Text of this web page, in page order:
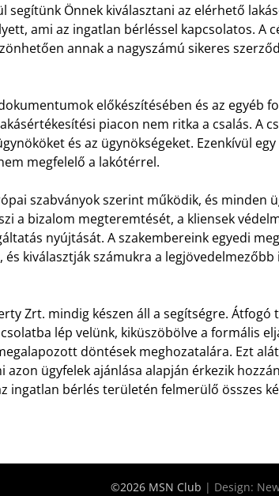
Önnek kiválasztani az elérhető
ami az ingatlan bérléssel kapcsolatos. A
annak a nagyszámú sikeres
előkészítésében és az egyéb
piacon nem ritka a csalás. A
és az ügynökségeket. Ezenkívül
megfelelő a lakótérrel.
szabványok szerint működik, és minden
a bizalom megteremtését, a kliensek
nyújtását. A szakembereink egyedi
kiválasztják számukra a legjövedelmezőbb
Zrt. mindig készen áll a segítségre. Átfogó
lép velünk, kiküszöbölve a formális
döntések meghozatalára. Ezt
azon ügyfelek ajánlása alapján érkezik
ingatlan bérlés területén felmerülő összes
©2026 MSN Club | Design: